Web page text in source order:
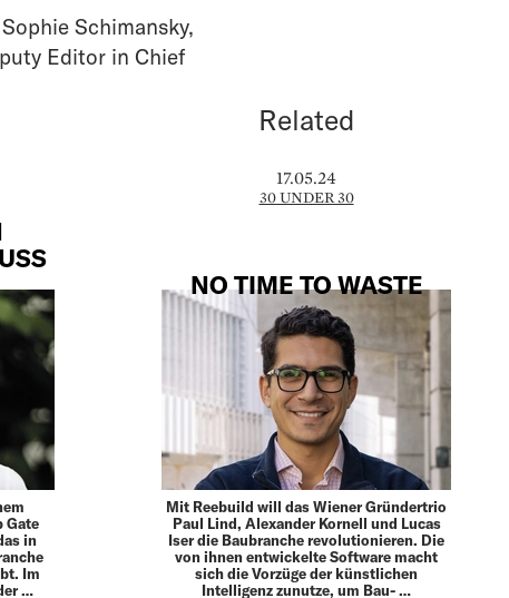
Sophie Schimansky,
Editor in Chief
Related
Gate
in
Im
…
17.05.24
30 UNDER 30
NO TIME TO WASTE
Mit Reebuild will das Wiener Gründertrio
Paul Lind, Alexander Kornell und Lucas
Iser die Baubranche revolutionieren. Die
von ihnen entwickelte Software macht
sich die Vorzüge der künstlichen
Intelligenz zunutze, um Bau- …